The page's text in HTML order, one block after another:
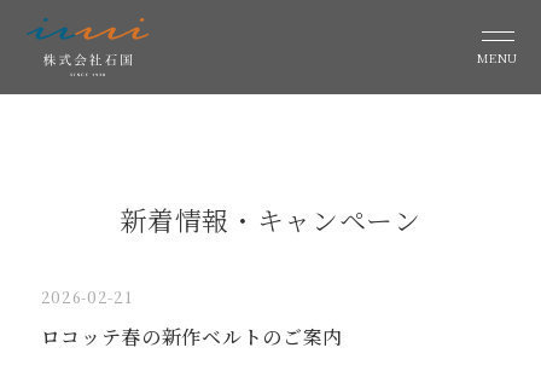
MENU
新着情報・キャンペーン
2026-02-21
ロコッテ春の新作ベルトのご案内